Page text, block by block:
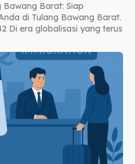
Bawang Barat: Siap
di Tulang Bawang Barat.
Di era globalisasi yang terus